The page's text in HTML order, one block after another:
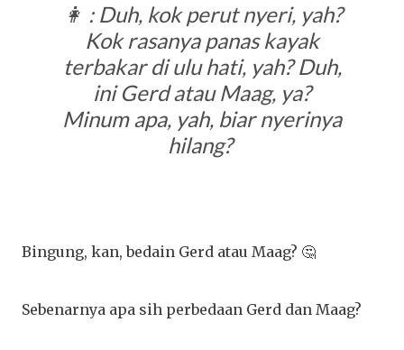
👩 : Duh, kok perut nyeri, yah?
Kok rasanya panas kayak
terbakar di ulu hati, yah? Duh,
ini Gerd atau Maag, ya?
Minum apa, yah, biar nyerinya
hilang?
Bingung, kan, bedain Gerd atau Maag? 🤔
Sebenarnya apa sih perbedaan Gerd dan Maag?